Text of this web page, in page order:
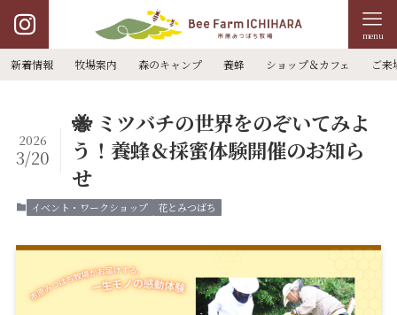
menu
新着情報 牧場案内 森のキャンプ 養蜂 ショップ＆カフェ ご来
🐝 ミツバチの世界をのぞいてみよ
う！養蜂＆採蜜体験開催のお知ら
せ
2026
3/20
イベント・ワークショップ 花とみつばち